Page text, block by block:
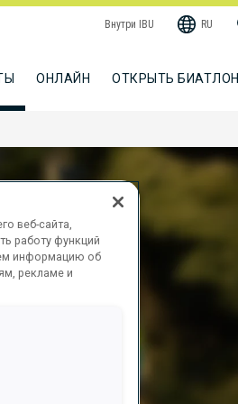
Внутри IBU RU
ОНЛАЙН ОТКРЫТЬ БИАТЛОН
веб-сайта,
работу функций
информацию об
рекламе и